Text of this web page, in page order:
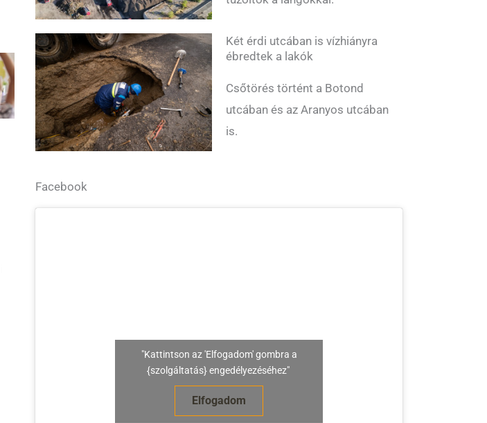
Két érdi utcában is vízhiányra
ébredtek a lakók
Csőtörés történt a Botond
utcában és az Aranyos utcában
is.
Facebook
"Kattintson az 'Elfogadom' gombra a
{szolgáltatás} engedélyezéséhez"
Elfogadom